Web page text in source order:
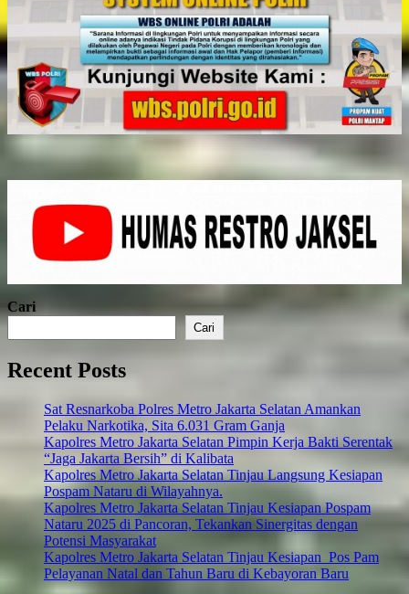
Cari
Cari
Recent Posts
Sat Resnarkoba Polres Metro Jakarta Selatan Amankan
Pelaku Narkotika, Sita 6.031 Gram Ganja
Kapolres Metro Jakarta Selatan Pimpin Kerja Bakti Serentak
“Jaga Jakarta Bersih” di Kalibata
Kapolres Metro Jakarta Selatan Tinjau Langsung Kesiapan
Pospam Nataru di Wilayahnya.
Kapolres Metro Jakarta Selatan Tinjau Kesiapan Pospam
Nataru 2025 di Pancoran, Tekankan Sinergitas dengan
Potensi Masyarakat
Kapolres Metro Jakarta Selatan Tinjau Kesiapan Pos Pam
Pelayanan Natal dan Tahun Baru di Kebayoran Baru